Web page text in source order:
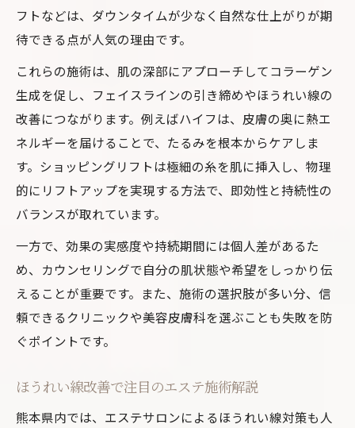
フトなどは、ダウンタイムが少なく自然な仕上がりが期
待できる点が人気の理由です。
これらの施術は、肌の深部にアプローチしてコラーゲン
生成を促し、フェイスラインの引き締めやほうれい線の
改善につながります。例えばハイフは、皮膚の奥に熱エ
ネルギーを届けることで、たるみを根本からケアしま
す。ショッピングリフトは極細の糸を肌に挿入し、物理
的にリフトアップを実現する方法で、即効性と持続性の
バランスが取れています。
一方で、効果の実感度や持続期間には個人差があるた
め、カウンセリングで自分の肌状態や希望をしっかり伝
えることが重要です。また、施術の選択肢が多い分、信
頼できるクリニックや美容皮膚科を選ぶことも失敗を防
ぐポイントです。
ほうれい線改善で注目のエステ施術解説
熊本県内では、エステサロンによるほうれい線対策も人